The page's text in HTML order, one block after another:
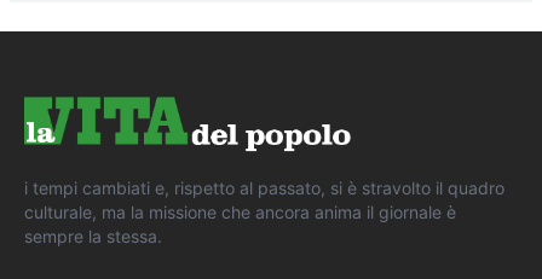
i tempi cambiati e, rispetto al passato, si è stravolto il quadro
culturale, ma la missione che ancora anima il giornale è
sempre la stessa.